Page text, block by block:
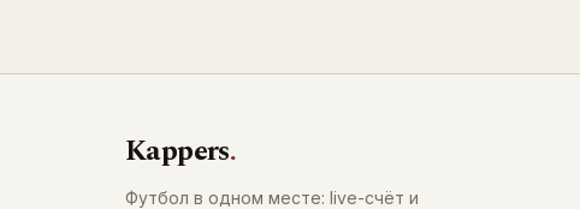
Kappers.
Футбол в одном месте: live-счёт и